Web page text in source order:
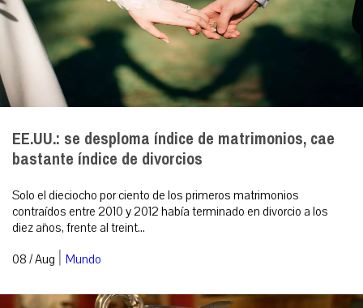
EE.UU.: se desploma índice de matrimonios, cae
bastante índice de divorcios
Solo el dieciocho por ciento de los primeros matrimonios
contraídos entre 2010 y 2012 había terminado en divorcio a los
diez años, frente al treint...
08 / Aug | Mundo